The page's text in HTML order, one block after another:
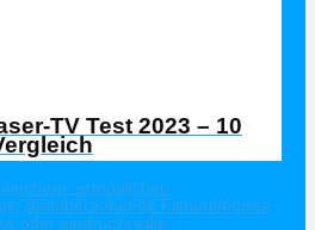
TV Test 2023 – 10
ermöglichen
atemberaubende Filmerlebnisse
oder eindrucksvolle